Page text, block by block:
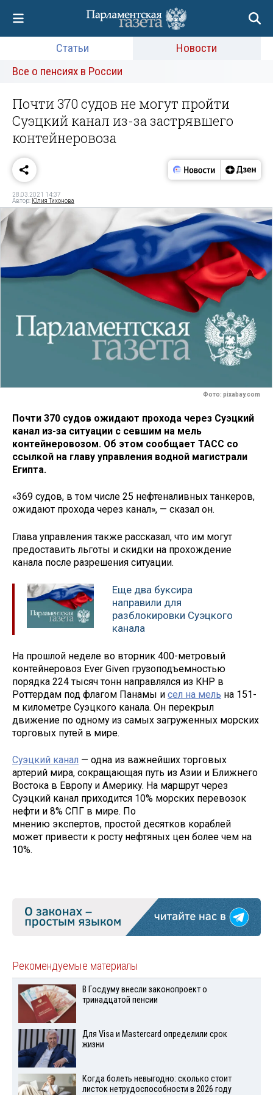
Статьи
Новости
Все о пенсиях в России
Почти 370 судов не могут пройти
Суэцкий канал из-за застрявшего
контейнеровоза
28.03.2021 14:37
Автор: Юлия Тихонова
Фото: pixabay.com
Почти 370 судов ожидают прохода через Суэцкий
канал из-за ситуации с севшим на мель
контейнеровозом. Об этом сообщает ТАСС со
ссылкой на главу управления водной магистрали
Египта.
«369 судов, в том числе 25 нефтеналивных танкеров,
ожидают прохода через канал», — сказал он.
Глава управления также рассказал, что им могут
предоставить льготы и скидки на прохождение
канала после разрешения ситуации.
Еще два буксира
направили для
разблокировки Суэцкого
канала
На прошлой неделе во вторник 400-метровый
контейнеровоз Ever Given грузоподъемностью
порядка 224 тысяч тонн направлялся из КНР в
Роттердам под флагом Панамы и сел на мель на 151-
м километре Суэцкого канала. Он перекрыл
движение по одному из самых загруженных морских
торговых путей в мире.
Суэцкий канал — одна из важнейших торговых
артерий мира, сокращающая путь из Азии и Ближнего
Востока в Европу и Америку. На маршрут через
Суэцкий канал приходится 10% морских перевозок
нефти и 8% СПГ в мире. По
мнению экспертов, простой десятков кораблей
может привести к росту нефтяных цен более чем на
10%.
Рекомендуемые материалы
В Госдуму внесли законопроект о
тринадцатой пенсии
Для Visа и Mastercard определили срок
жизни
Когда болеть невыгодно: сколько стоит
листок нетрудоспособности в 2026 году